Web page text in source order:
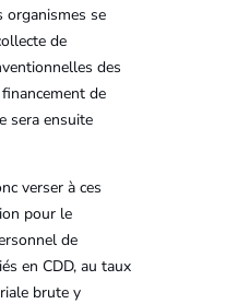
organismes se
de
des
de
sera ensuite
verser à ces
pour le
de
en CDD, au taux
brute y